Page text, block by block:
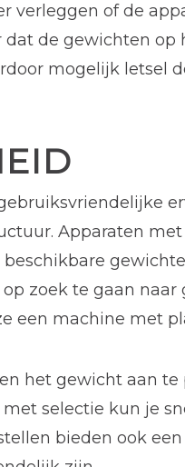
verleggen of de
de gewichten op
mogelijk letsel
Apparaten
zoek te gaan naar
een machine met
het gewicht aan te
selectie kun je
bieden ook